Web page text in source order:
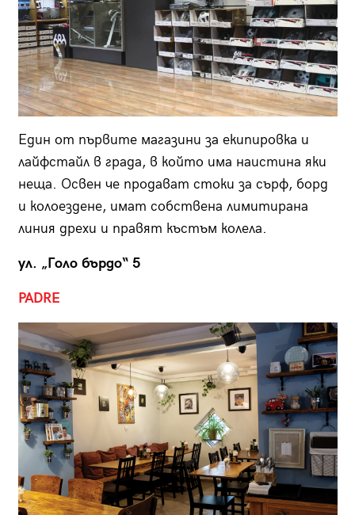
Един от първите магазини за екипировка и
лайфстайл в града, в който има наистина яки
неща. Освен че продават стоки за сърф, борд
и колоездене, имат собствена лимитирана
линия дрехи и правят къстъм колела.
ул. „Голо бърдо“ 5
PADRE